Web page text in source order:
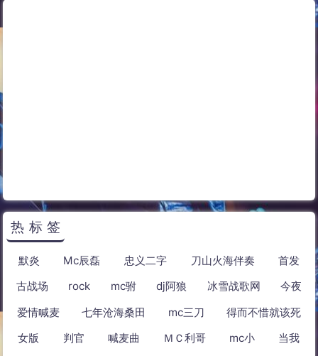
热标签
默炎 Mc辰磊 忠义二字 刀山火海伴奏
首发
古战场
rock mc驸 dj阿狼 冰雪战歌网
今夜
爱情喊麦
七年沧海桑田 mc三刀
得而不惜就该死
女版
判官 喊麦曲 ＭＣ利哥 mc小
当我